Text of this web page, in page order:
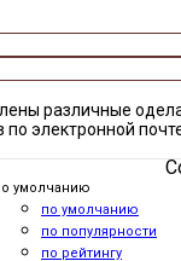
различные
по электронной
умолчанию
по умолчанию
по популярности
по рейтингу